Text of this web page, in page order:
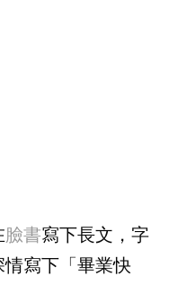
臉書寫下長文，字
寫下「畢業快